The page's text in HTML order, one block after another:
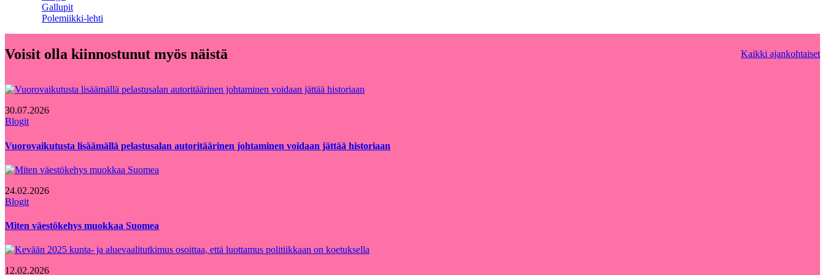
Gallupit
Polemiikki-lehti
Voisit olla kiinnostunut myös näistä Kaikki ajankohtaiset
30.07.2026
Blogit
Vuorovaikutusta lisäämällä pelastusalan autoritäärinen johtaminen voidaan jättää historiaan
24.02.2026
Blogit
Miten väestökehys muokkaa Suomea
12.02.2026